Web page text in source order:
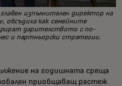
изпълнителен директор на
обсъдиха как семейните
дарителството с по-
и партньорски стратегии.
на годишната среща
приобщаващ растеж